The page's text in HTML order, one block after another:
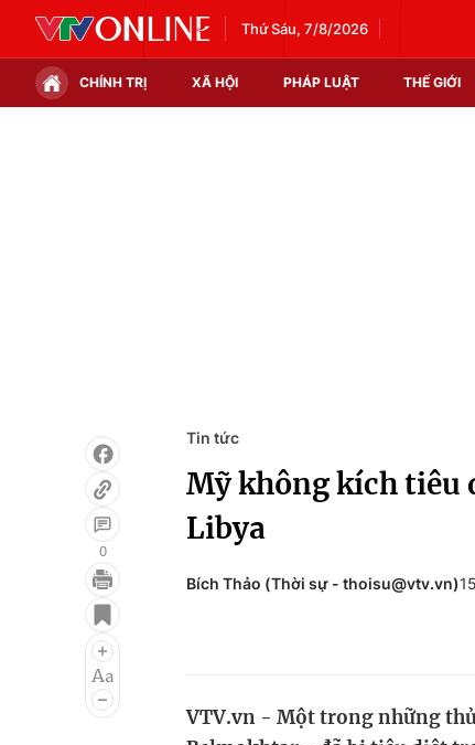
Thứ Sáu, 7/8/2026
CHÍNH TRỊ XÃ HỘI PHÁP LUẬT THẾ GIỚI
Điện ảnh
Âm nhạc
Chất lượng cuộc
0
Tin tức
Mỹ không kích tiêu
Libya
Bích Thảo (Thời sự - thoisu@vtv.vn)
VTV.vn - Một trong những